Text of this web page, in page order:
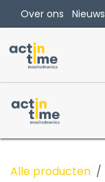
Overslaan naar
Over ons Nieuws
Alle producten